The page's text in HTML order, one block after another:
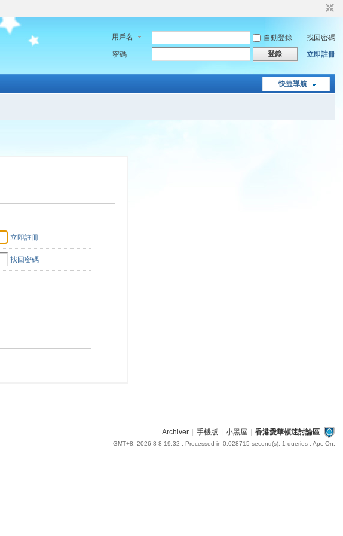
用戶名 自動登錄
找回密碼
密碼
登錄 立即註冊
快捷導航
立即註冊
找回密碼
Archiver 手機版 小黑屋 香港愛華頓迷討論區
GMT+8, 2026-8-8 19:32 , Processed in 0.028715 second(s), 1 queries , Apc On.